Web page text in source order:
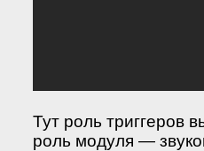
Тут роль триггеров
роль модуля —